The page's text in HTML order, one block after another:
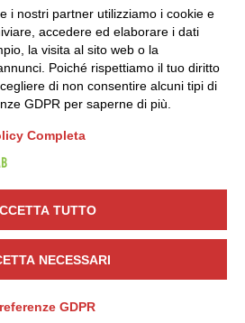
grazie ai nostri fidati
la massima soddisfazione
La Loggia (TO)
i nostri partner utilizziamo i cookie e
accedere ed elaborare i dati
la visita al sito web o la
Poiché rispettiamo il tuo diritto
di non consentire alcuni tipi di
GDPR per saperne di più.
Completa
TUTTO
NECESSARI
GDPR